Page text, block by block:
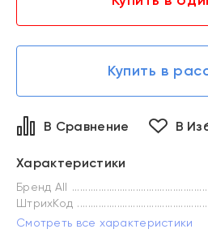
Купить в
В Сравнение В
Характеристики
Бренд All
ШтрихКод
Смотреть все характеристики